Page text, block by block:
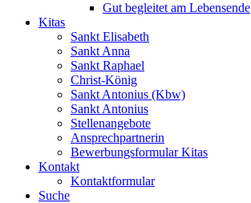
Gut begleitet am Lebensende
Kitas
Sankt Elisabeth
Sankt Anna
Sankt Raphael
Christ-König
Sankt Antonius (Kbw)
Sankt Antonius
Stellenangebote
Ansprechpartnerin
Bewerbungsformular Kitas
Kontakt
Kontaktformular
Suche